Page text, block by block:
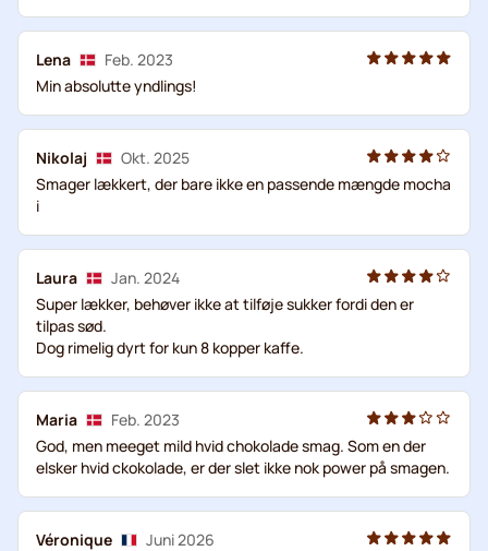
Lena
Feb. 2023
Min absolutte yndlings!
Nikolaj
Okt. 2025
Smager lækkert, der bare ikke en passende mængde mocha
i
Laura
Jan. 2024
Super lækker, behøver ikke at tilføje sukker fordi den er
tilpas sød.
Dog rimelig dyrt for kun 8 kopper kaffe.
Maria
Feb. 2023
God, men meeget mild hvid chokolade smag. Som en der
elsker hvid ckokolade, er der slet ikke nok power på smagen.
Véronique
Juni 2026